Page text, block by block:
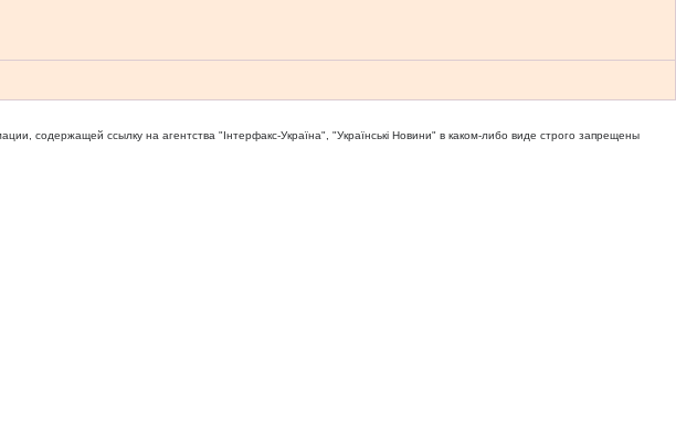
содержащей ссылку на агентства "Iнтерфакс-Україна", "Українськi Новини" в каком-либо виде строго запрещены